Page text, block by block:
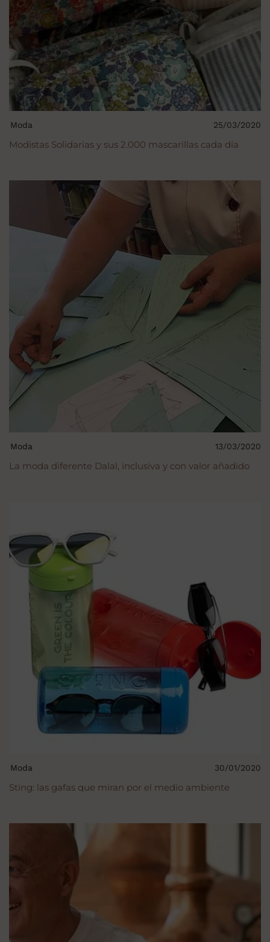
Modistas Solidarias y sus 2.000 mascarillas cada día
Moda 25/03/2020
La moda diferente Dalal, inclusiva y con valor añadido
Moda 13/03/2020
Sting: las gafas que miran por el medio ambiente
Moda 30/01/2020